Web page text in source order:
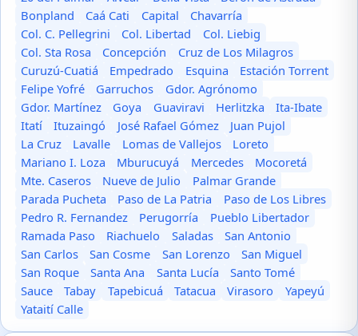
Bonpland
Caá Cati Capital
Chavarría
Col. C. Pellegrini
Col. Libertad
Col. Liebig
Col. Sta Rosa
Concepción
Cruz de Los Milagros
Curuzú-Cuatiá
Empedrado Esquina
Estación Torrent
Felipe Yofré
Garruchos
Gdor. Agrónomo
Gdor. Martínez
Goya Guaviravi Herlitzka
Ita-Ibate
Itatí
Ituzaingó José Rafael Gómez
Juan Pujol
La Cruz
Lavalle Lomas de Vallejos
Loreto
Mariano I. Loza
Mburucuyá Mercedes
Mocoretá
Mte. Caseros
Nueve de Julio
Palmar Grande
Parada Pucheta
Paso de La Patria
Paso de Los Libres
Pedro R. Fernandez
Perugorría
Pueblo Libertador
Ramada Paso
Riachuelo Saladas
San Antonio
San Carlos
San Cosme San Lorenzo
San Miguel
San Roque
Santa Ana Santa Lucía
Santo Tomé
Sauce
Tabay Tapebicuá Tatacua Virasoro
Yapeyú
Yataití Calle